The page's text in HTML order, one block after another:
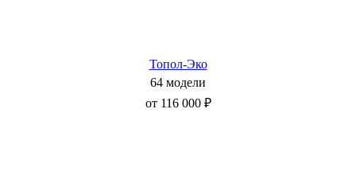
Топол-Эко
64 модели
от 116 000 ₽